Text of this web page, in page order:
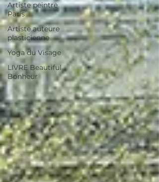
Artiste peintre
Paris
Artiste auteure
plasticienne
Yoga du Visage
LIVRE Beautiful
Bonheur